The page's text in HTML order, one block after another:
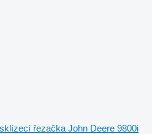
sklízecí řezačka John Deere 9800i